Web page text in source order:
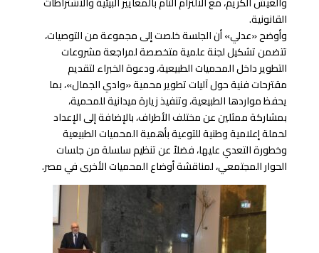
القانونية.
وأوضح «عدلي» أن الجلسة خلصت إلى مجموعة من التوصيات،
تتضمن تشكيل لجنة علمية متخصصة لمراجعة مشروعات
التطوير داخل المحميات الطبيعية، ودعوة الخبراء لتقديم
مقترحات فنية حول آليات تطوير محمية «وادي الجمال»، بما
يحفظ مواردها الطبيعية، وتنفيذ زيارة ميدانية للمحمية،
بمشاركة ممثلين عن مختلف الأطراف، بالإضافة إلى الإعداد
لحملة إعلامية وطنية للتوعية بأهمية المحميات الطبيعية
وخطورة التعدي عليها، فضلاً عن تنظيم سلسلة من جلسات
الحوار المجتمعي، لمناقشة أوضاع المحميات الأخرى في مصر.